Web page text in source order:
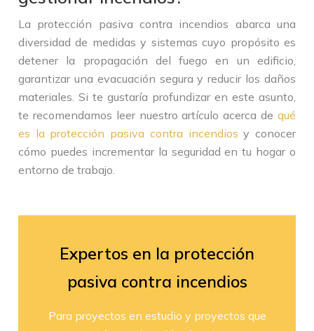
La protección pasiva contra incendios abarca una
diversidad de medidas y sistemas cuyo propósito es
detener la propagación del fuego en un edificio,
garantizar una evacuación segura y reducir los daños
materiales. Si te gustaría profundizar en este asunto,
te recomendamos leer nuestro artículo acerca de qué
es la protección pasiva contra incendios y conocer
cómo puedes incrementar la seguridad en tu hogar o
entorno de trabajo.
Expertos en la protección
pasiva contra incendios
Para proyectos en estudio y proyectos que